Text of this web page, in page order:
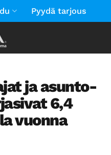
Pyydä tarjous
ja asunto-
6,4
vuonna